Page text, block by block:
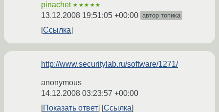
pinachet ★★★★★
13.12.2008 19:51:05 +00:00 автор топика
Ссылка
http://www.securitylab.ru/software/1271/
anonymous
14.12.2008 03:23:57 +00:00
Показать ответ
Ссылка